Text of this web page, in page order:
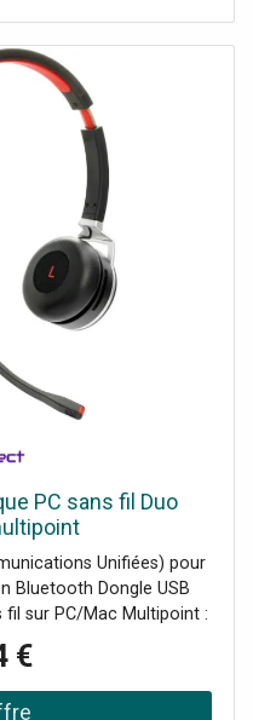
PC sans fil Duo
Unifiées) pour
Bluetooth Dongle USB
sur PC/Mac Multipoint :
temps Micro antibruit
les environnements de
écouteurs en simili cuir
sans fil jusqu’à 30
€